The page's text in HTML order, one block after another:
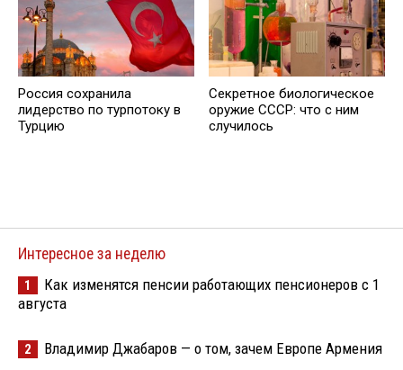
Россия сохранила
лидерство по турпотоку в
Турцию
Секретное биологическое
оружие СССР: что с ним
случилось
Интересное за неделю
1
Как изменятся пенсии работающих пенсионеров с 1
августа
2 Владимир Джабаров — о том, зачем Европе Армения